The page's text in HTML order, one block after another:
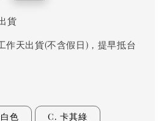
貨
作天出貨(不含假日)，提早抵台
色 C. 卡其綠